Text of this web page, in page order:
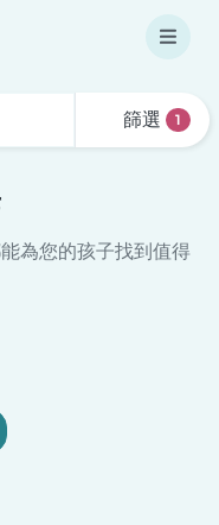
篩選 1
為您的孩子找到值得